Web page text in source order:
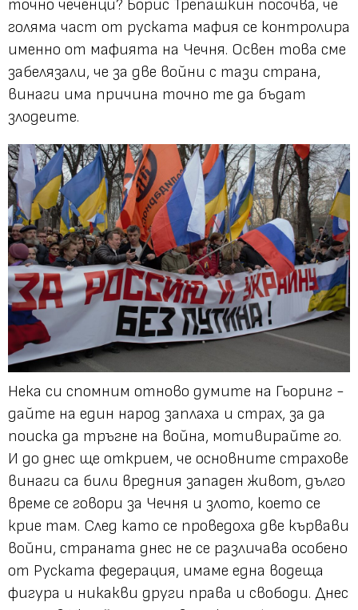
точно чеченци? Борис Трепашкин посочва, че
голяма част от руската мафия се контролира
именно от мафията на Чечня. Освен това сме
забелязали, че за две войни с тази страна,
винаги има причина точно те да бъдат
злодеите.
Нека си спомним отново думите на Гьоринг -
дайте на един народ заплаха и страх, за да
поиска да тръгне на война, мотивирайте го.
И до днес ще открием, че основните страхове
винаги са били вредния западен живот, дълго
време се говори за Чечня и злото, което се
крие там. След като се проведоха две кървави
войни, страната днес не се различава особено
от Руската федерация, имаме една водеща
фигура и никакви други права и свободи. Днес